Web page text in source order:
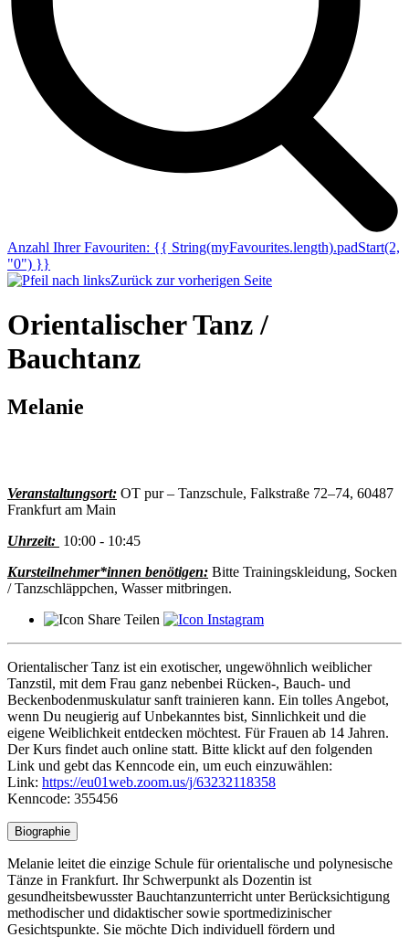
Anzahl Ihrer Favouriten: {{ String(myFavourites.length).padStart(2,
"0") }}
Zurück zur vorherigen Seite
Orientalischer Tanz /
Bauchtanz
Melanie
Veranstaltungsort: OT pur – Tanzschule, Falkstraße 72–74, 60487
Frankfurt am Main
Uhrzeit: 10:00 - 10:45
Kursteilnehmer*innen benötigen: Bitte Trainingskleidung, Socken
/ Tanzschläppchen, Wasser mitbringen.
Teilen
Orientalischer Tanz ist ein exotischer, ungewöhnlich weiblicher
Tanzstil, mit dem Frau ganz nebenbei Rücken-, Bauch- und
Beckenbodenmuskulatur sanft trainieren kann. Ein tolles Angebot,
wenn Du neugierig auf Unbekanntes bist, Sinnlichkeit und die
eigene Weiblichkeit entdecken möchtest. Für Frauen ab 14 Jahren.
Der Kurs findet auch online statt. Bitte klickt auf den folgenden
Link und gebt das Kenncode ein, um euch einzuwählen:
Link: https://eu01web.zoom.us/j/63232118358
Kenncode: 355456
Biographie
Melanie leitet die einzige Schule für orientalische und polynesische
Tänze in Frankfurt. Ihr Schwerpunkt als Dozentin ist
gesundheitsbewusster Bauchtanzunterricht unter Berücksichtigung
methodischer und didaktischer sowie sportmedizinischer
Gesichtspunkte. Sie möchte Dich individuell fördern und